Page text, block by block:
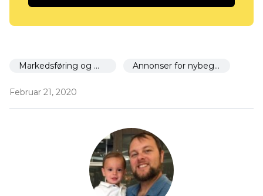
Markedsføring og markedsføring Annonser for nybegynnere
Februar 21, 2020